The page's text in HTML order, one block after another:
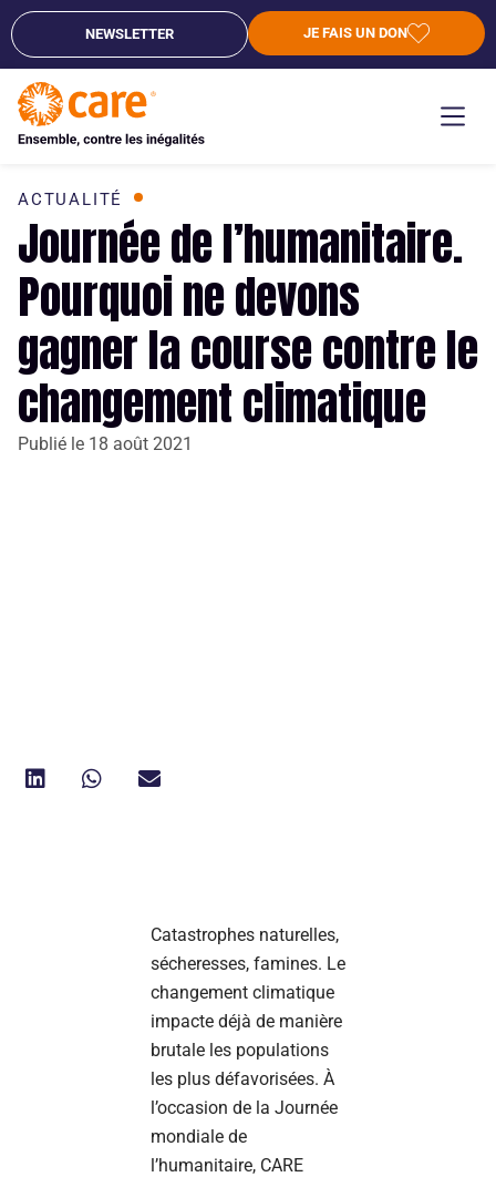
NEWSLETTER JE FAIS UN DON
ACTUALITÉ
Journée de l’humanitaire.
Pourquoi ne devons
gagner la course contre le
changement climatique
Publié le 18 août 2021
Catastrophes naturelles,
sécheresses, famines. Le
changement climatique
impacte déjà de manière
brutale les populations
les plus défavorisées. À
l’occasion de la Journée
mondiale de
l’humanitaire, CARE